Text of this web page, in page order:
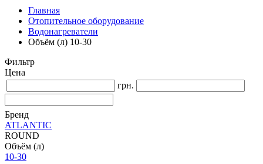
Главная
Отопительное оборудование
Водонагреватели
Объём (л) 10-30
Фильтр
Цена
грн.
Бренд
ATLANTIC
ROUND
Объём (л)
10-30